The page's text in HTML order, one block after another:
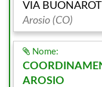
VIA
Arosio (CO)
Nome:
AROSIO